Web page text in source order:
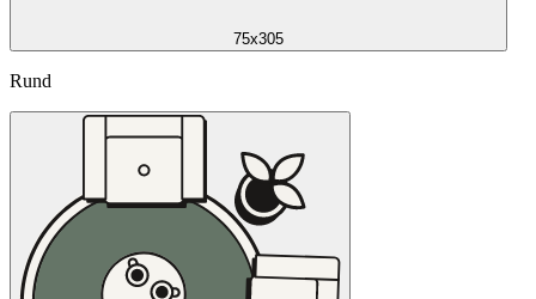
75x305
Rund